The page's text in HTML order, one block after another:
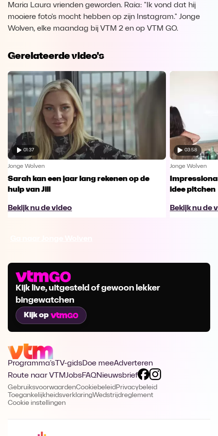
Maria Laura vrienden geworden. Raia: "Ik vond dat hij
mooiere foto's mocht hebben op zijn Instagram." Jonge
Wolven, elke maandag bij VTM 2 en op VTM GO.
Gerelateerde video's
01:37
Jonge Wolven
Sarah kan een jaar lang rekenen op de
hulp van Jill
Bekijk nu de video
03:58
Jonge Wolven
idee pitchen
Bekijk nu de
Kijk live, uitgesteld of gewoon lekker
bingewatchen
Kijk op
Programma's TV-gidsDoe meeAdverteren
Route naar VTMJobsFAQNieuwsbrief
GebruiksvoorwaardenCookiebeleid Privacybeleid
ToegankelijkheidsverklaringWedstrijdreglement
Cookie instellingen